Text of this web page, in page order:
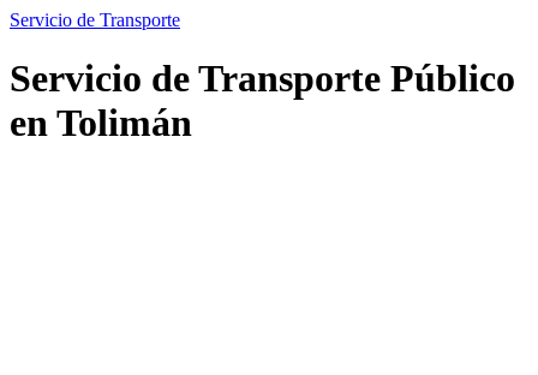
Servicio de Transporte
Servicio de Transporte Público
en Tolimán